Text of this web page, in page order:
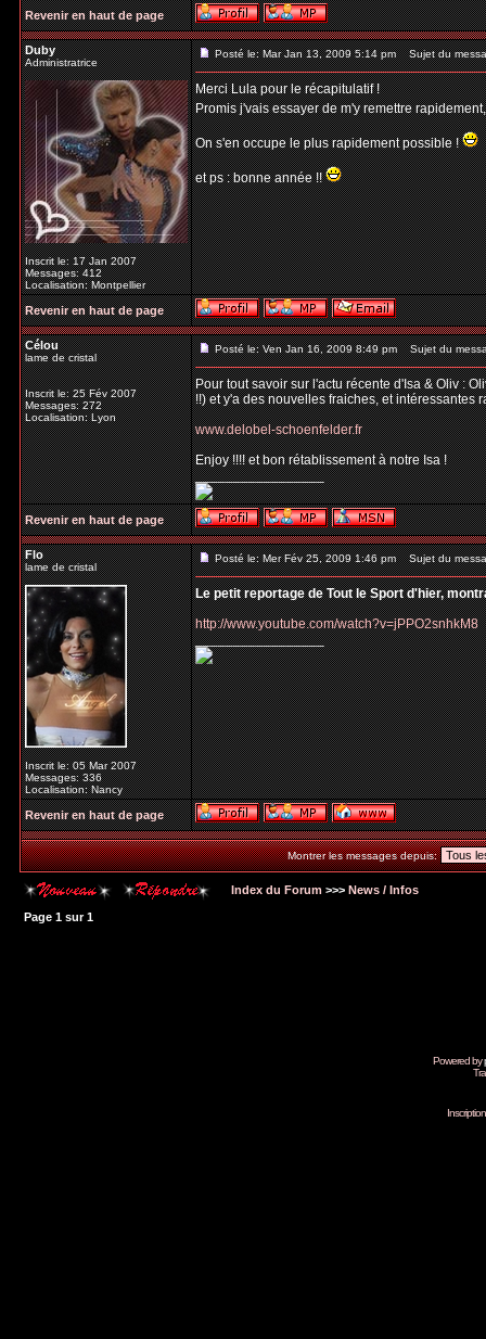
Revenir en haut de page
Duby
Administratrice
Inscrit le: 17 Jan 2007
Messages: 412
Localisation: Montpellier
Posté le: Mar Jan 13, 2009 5:14 pm Sujet du
Merci Lula pour le récapitulatif !
Promis j'vais essayer de m'y remettre
On s'en occupe le plus rapidement possible !
et ps : bonne année !!
Revenir en haut de page
Célou
lame de cristal
Inscrit le: 25 Fév 2007
Messages: 272
Localisation: Lyon
Posté le: Ven Jan 16, 2009 8:49 pm Sujet du
Pour tout savoir sur l'actu récente d'Isa & Oliv :
!!) et y'a des nouvelles fraiches, et intéressantes
www.delobel-schoenfelder.fr
Enjoy !!!! et bon rétablissement à notre Isa !
_________________
Revenir en haut de page
Flo
lame de cristal
Inscrit le: 05 Mar 2007
Messages: 336
Localisation: Nancy
Posté le: Mer Fév 25, 2009 1:46 pm Sujet du
Le petit reportage de Tout le Sport d'hier,
http://www.youtube.com/watch?v=jPPO2snhkM8
_________________
Revenir en haut de page
Montrer les messages depuis:
Index du Forum >>> News / Infos
Page 1 sur1
Powered by